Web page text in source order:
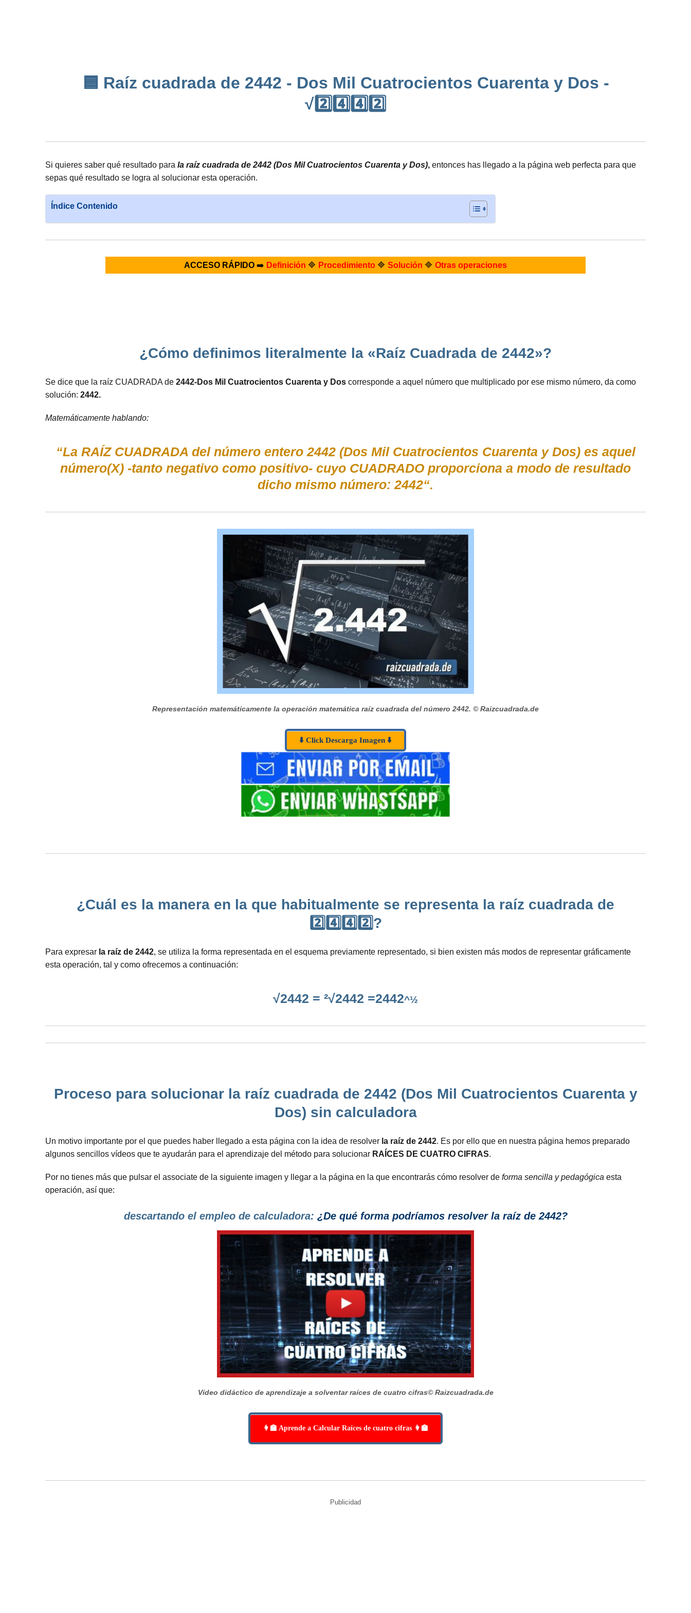
🟦 Raíz cuadrada de 2442 - Dos Mil Cuatrocientos Cuarenta y Dos -
√2️⃣4️⃣4️⃣2️⃣
Si quieres saber qué resultado para la raíz cuadrada de 2442 (Dos Mil Cuatrocientos Cuarenta y Dos), entonces has llegado a la página web perfecta para que
sepas qué resultado se logra al solucionar esta operación.
Índice Contenido
ACCESO RÁPIDO➡️ Definición 🔷 Procedimiento🔷 Solución 🔷 Otras operaciones
¿Cómo definimos literalmente la «Raíz Cuadrada de 2442»?
Se dice que la raíz CUADRADA de 2442-Dos Mil Cuatrocientos Cuarenta y Dos corresponde a aquel número que multiplicado por ese mismo número, da como
solución: 2442.
Matemáticamente hablando:
“La RAÍZ CUADRADA del número entero 2442 (Dos Mil Cuatrocientos Cuarenta y Dos) es aquel
número(X) -tanto negativo como positivo- cuyo CUADRADO proporciona a modo de resultado
dicho mismo número: 2442“.
Representación matemáticamente la operación matemática raíz cuadrada del número 2442. © Raizcuadrada.de
⬇️ Click Descarga Imagen ⬇️
¿Cuál es la manera en la que habitualmente se representa la raíz cuadrada de
2️⃣4️⃣4️⃣2️⃣?
Para expresar la raíz de 2442, se utiliza la forma representada en el esquema previamente representado, si bien existen más modos de representar gráficamente
esta operación, tal y como ofrecemos a continuación:
√2442 = ²√2442 =2442^½
Proceso para solucionar la raíz cuadrada de 2442 (Dos Mil Cuatrocientos Cuarenta y
Dos) sin calculadora
Un motivo importante por el que puedes haber llegado a esta página con la idea de resolver la raíz de 2442. Es por ello que en nuestra página hemos preparado
algunos sencillos vídeos que te ayudarán para el aprendizaje del método para solucionar RAÍCES DE CUATRO CIFRAS.
Por no tienes más que pulsar el associate de la siguiente imagen y llegar a la página en la que encontrarás cómo resolver de forma sencilla y pedagógica esta
operación, así que:
descartando el empleo de calculadora: ¿De qué forma podríamos resolver la raíz de 2442?
Vídeo didáctico de aprendizaje a solventar raíces de cuatro cifras© Raizcuadrada.de
👩‍🏫 Aprende a Calcular Raíces de cuatro cifras 👩‍🏫
Publicidad